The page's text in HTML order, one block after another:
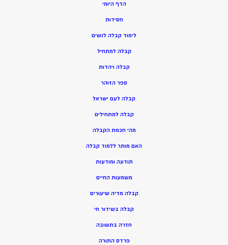
הדף היומי
חסידות
לימוד קבלה לנשים
קבלה למתחיל
קבלה ויהדות
ספר הזוהר
קבלה לעם ישראל
קבלה למתחילים
מהי חכמת הקבלה
האם מותר ללמוד קבלה
תודעה ומודעות
משמעות החיים
קבלה מדיה שיעורים
קבלה בשידור חי
חזרה בתשובה
פרדס התורה